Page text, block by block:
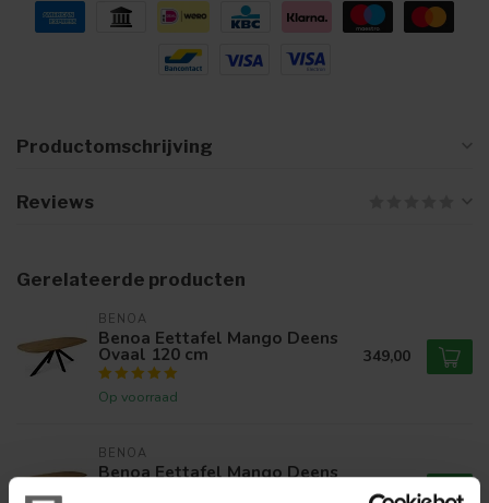
Productomschrijving
Reviews
Gerelateerde producten
BENOA
Benoa Eettafel Mango Deens
Ovaal 120 cm
Op voorraad
349,00
BENOA
Benoa Eettafel Mango Deens
399,00